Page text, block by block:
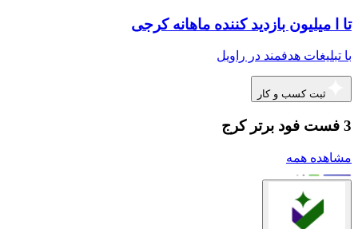
تا ا میلیون بازدید کننده ماهانه کرجی
با تبلیغات هدفمند در راویل
ثبت کسب و کار
3 فست فود برتر کرج
مشاهده همه